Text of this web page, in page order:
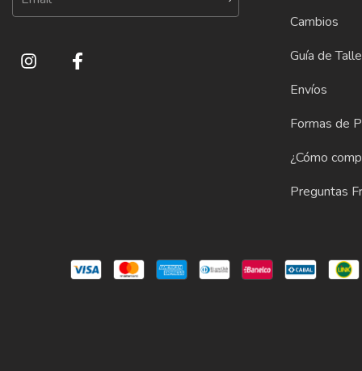
Cambios
Guía de Talle
Envíos
Formas de
¿Cómo
Preguntas